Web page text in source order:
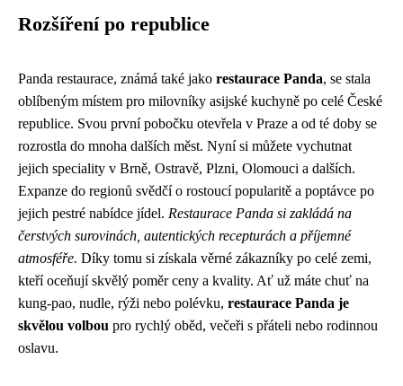
Rozšíření po republice
Panda restaurace, známá také jako restaurace Panda, se stala
oblíbeným místem pro milovníky asijské kuchyně po celé České
republice. Svou první pobočku otevřela v Praze a od té doby se
rozrostla do mnoha dalších měst. Nyní si můžete vychutnat
jejich speciality v Brně, Ostravě, Plzni, Olomouci a dalších.
Expanze do regionů svědčí o rostoucí popularitě a poptávce po
jejich pestré nabídce jídel. Restaurace Panda si zakládá na
čerstvých surovinách, autentických recepturách a příjemné
atmosféře. Díky tomu si získala věrné zákazníky po celé zemi,
kteří oceňují skvělý poměr ceny a kvality. Ať už máte chuť na
kung-pao, nudle, rýži nebo polévku, restaurace Panda je
skvělou volbou pro rychlý oběd, večeři s přáteli nebo rodinnou
oslavu.